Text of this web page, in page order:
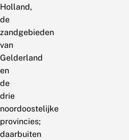
Holland,
de
zandgebieden
van
Gelderland
en
de
drie
noordoostelijke
provincies;
daarbuiten